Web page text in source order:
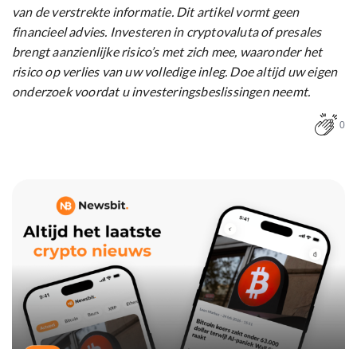
van de verstrekte informatie. Dit artikel vormt geen
financieel advies. Investeren in cryptovaluta of presales
brengt aanzienlijke risico’s met zich mee, waaronder het
risico op verlies van uw volledige inleg. Doe altijd uw eigen
onderzoek voordat u investeringsbeslissingen neemt.
0